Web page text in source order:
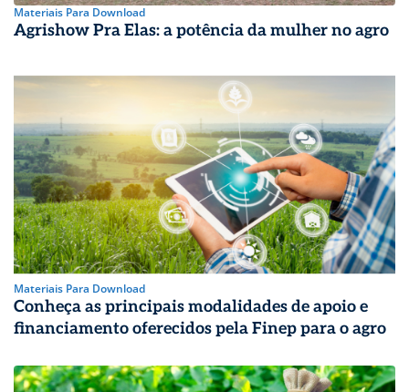
Materiais Para Download
Agrishow Pra Elas: a potência da mulher no agro
Materiais Para Download
Conheça as principais modalidades de apoio e
financiamento oferecidos pela Finep para o agro